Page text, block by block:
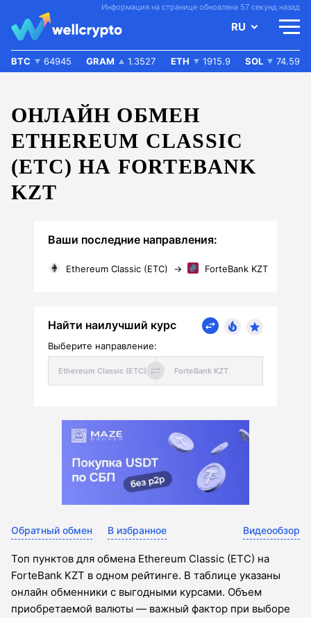
Информация на странице обновлена 57 секунд назад
RU
BTC 64945 GRAM 1.3527 ETH 1915.9 SOL 74.59
ОНЛАЙН ОБМЕН
ETHEREUM CLASSIC
(ETC) НА FORTEBANK
KZT
Ваши последние направления:
Ethereum Classic (ETC) → ForteBank KZT
Найти наилучший курс
Выберите направление:
Обратный обмен В избранное Видеообзор
Топ пунктов для обмена Ethereum Classic (ETC) на
ForteBank KZT в одном рейтинге. В таблице указаны
онлайн обменники с выгодными курсами. Объем
приобретаемой валюты — важный фактор при выборе